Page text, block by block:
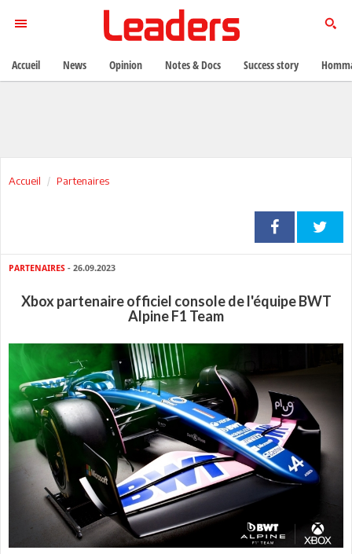
Accueil Partenaires
PARTENAIRES - 26.09.2023
Xbox partenaire officiel console de l'équipe BWT
Alpine F1 Team
Accueil News Opinion Notes & Docs Success story